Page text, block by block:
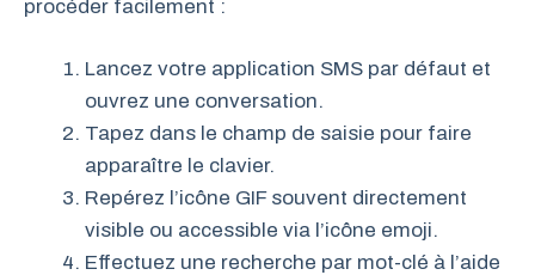
procéder facilement :
Lancez votre application SMS par défaut et
ouvrez une conversation.
Tapez dans le champ de saisie pour faire
apparaître le clavier.
Repérez l’icône GIF souvent directement
visible ou accessible via l’icône emoji.
Effectuez une recherche par mot-clé à l’aide